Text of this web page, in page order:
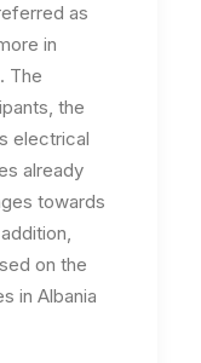
as
in
The
the
electrical
already
towards
on the
in Albania